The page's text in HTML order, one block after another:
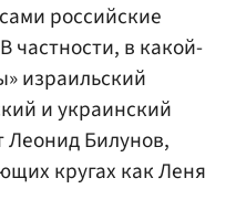
российские
частности, в какой-
израильский
и украинский
Билунов,
кругах как Леня